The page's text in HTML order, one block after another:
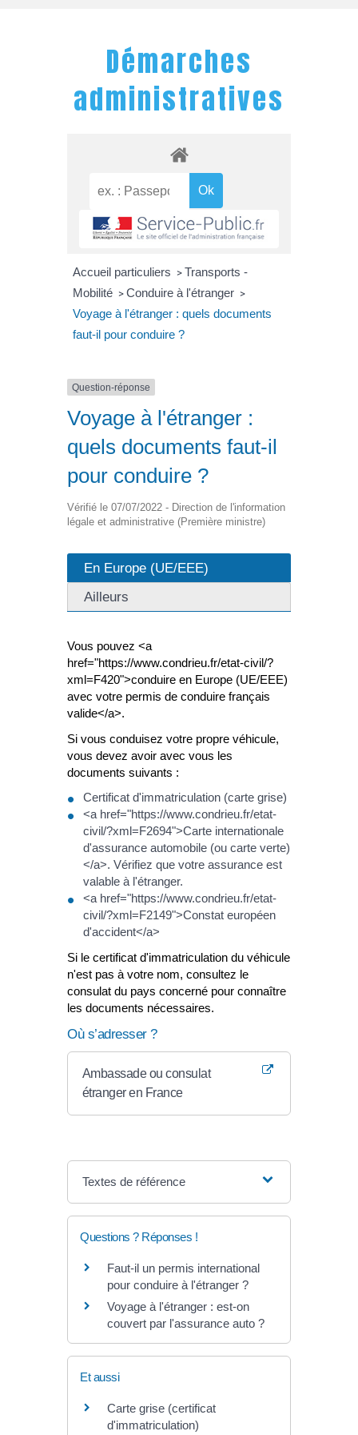
Démarches
administratives
Accueil particuliers > Transports -
Mobilité > Conduire à l'étranger >
Voyage à l'étranger : quels documents
faut-il pour conduire ?
Question-réponse
Voyage à l'étranger :
quels documents faut-il
pour conduire ?
Vérifié le 07/07/2022 - Direction de l'information
légale et administrative (Première ministre)
En Europe (UE/EEE)
Ailleurs
Vous pouvez <a
href="https://www.condrieu.fr/etat-civil/?
xml=F420">conduire en Europe (UE/EEE)
avec votre permis de conduire français
valide</a>.
Si vous conduisez votre propre véhicule,
vous devez avoir avec vous les
documents suivants :
Certificat d'immatriculation (carte grise)
<a href="https://www.condrieu.fr/etat-
civil/?xml=F2694">Carte internationale
d'assurance automobile (ou carte verte)
</a>. Vérifiez que votre assurance est
valable à l'étranger.
<a href="https://www.condrieu.fr/etat-
civil/?xml=F2149">Constat européen
d'accident</a>
Si le certificat d'immatriculation du véhicule
n'est pas à votre nom, consultez le
consulat du pays concerné pour connaître
les documents nécessaires.
Où s’adresser ?
Ambassade ou consulat
étranger en France
Textes de référence
Questions ? Réponses !
Faut-il un permis international
pour conduire à l'étranger ?
Voyage à l'étranger : est-on
couvert par l'assurance auto ?
Et aussi
Carte grise (certificat
d'immatriculation)